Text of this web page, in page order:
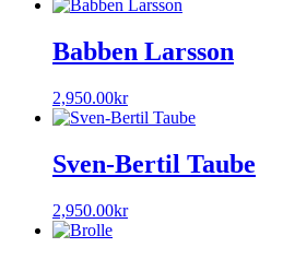
Babben Larsson
2,950.00kr
Sven-Bertil Taube
2,950.00kr